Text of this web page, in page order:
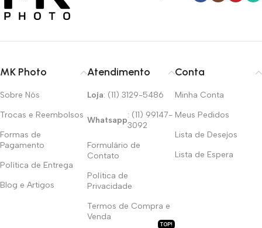
MK Photo
Sobre Nós
Trocas e Reembolsos
Formas de
Pagamento
Política de Entrega
Blog e Artigos
Atendimento
Loja: (11) 3129-5486
Whatsapp
: (11) 99147-
3092
Formulário de
Contato
Política de
Privacidade
Termos de Compra e
Venda
TOP!
Conta
Minha Conta
Meus Pedidos
Lista de Desejos
Lista de Espera